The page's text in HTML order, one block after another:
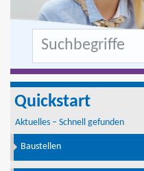
Quickstart
Aktuelles – Schnell gefunden
Baustellen